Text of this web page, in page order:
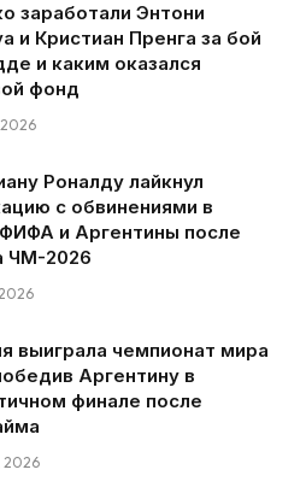
заработали Энтони
и Кристиан Пренга за бой
и каким оказался
фонд
Роналду лайкнул
с обвинениями в
и Аргентины после
ЧМ-2026
выиграла чемпионат мира
Аргентину в
финале после